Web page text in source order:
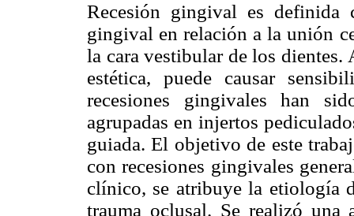
Recesión gingival es definida
gingival en relación a la unión
la cara vestibular de los dientes.
estética, puede causar
recesiones gingivales han
agrupadas en injertos
guiada. El objetivo de este
con recesiones gingivales
clínico, se atribuye la etiología
trauma oclusal. Se realizó una